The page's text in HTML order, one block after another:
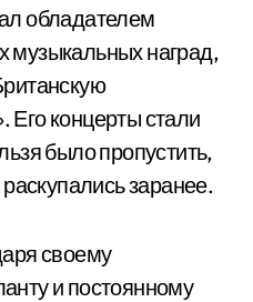
обладателем
музыкальных наград,
концерты стали
было пропустить,
заранее.
своему
и постоянному